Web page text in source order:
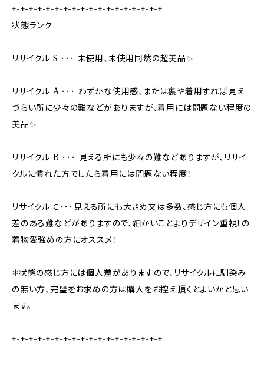
+-+-+-+-+-+-+-+-+-+-+-+-+-+-+-+-+-+
状態ランク
リサイクル S ･･･ 未使用、未使用同然の超美品✨
リサイクル A ･･･ わずかな使用感、または裏や着用すれば見え
づらい所に少々の難などがありますが、着用には問題ない程度の
美品✨
リサイクル B ･･･ 見える所にも少々の難などありますが、リサイ
クルに慣れた方でしたら着用には問題ない程度！
リサイクル Ｃ･･･見える所にも大きめ又は多数、感じ方にも個人
差のある難などがありますので、細かいことよりデザイン重視！の
着物愛強めの方にオススメ！
＊状態の感じ方には個人差がありますので、リサイクルに馴染み
の無い方、完璧をお求めの方は購入をお控え頂くとよいかと思い
ます。
+-+-+-+-+-+-+-+-+-+-+-+-+-+-+-+-+-+